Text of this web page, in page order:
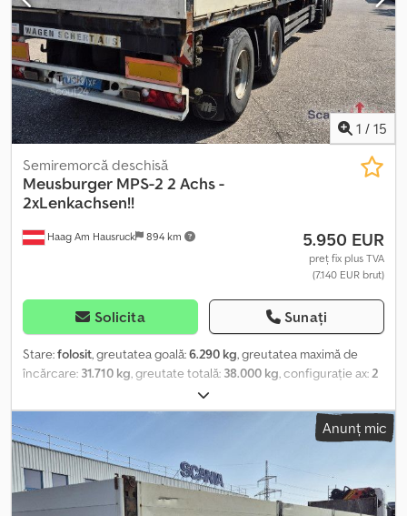
1 / 15
Haag Am Hausruck 894 km
Semiremorcă deschisă
Meusburger MPS-2 2 Achs -
2xLenkachsen!!
5.950 EUR
preț fix plus TVA
(7.140 EUR brut)
Solicita Sunați
Stare:folosit, greutatea goală:6.290 kg, greutatea maximă de
încărcare: 31.710 kg , greutate totală: 38.000 kg , configurație ax: 2
04/2007, suspensie:
1.810 mm, culoare:gri, kilometraj:100 km, tip de angrenaj:
mecanic
, Greutate goală: 6290 kg, greutate maximă
admisă: 38000 kg, suspensie pneumatică, sistem de frânare
electronic EBS, axe BPW, sistem hidraulic și direcție forțată,
platformă deschisă, suporturi pentru containere. Proprietar inițial,
vânzare în regim de consignație, ofertă fără obligații, erori și
Anunț mic